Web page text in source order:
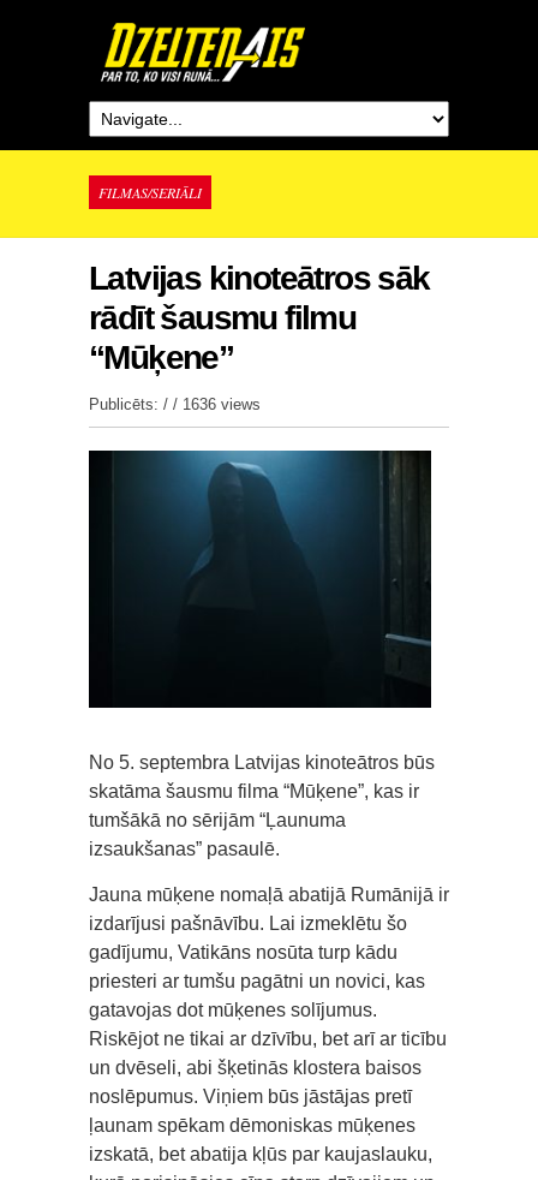
FILMAS/SERIĀLI
Latvijas kinoteātros sāk
rādīt šausmu filmu
“Mūķene”
Publicēts: / / 1636 views
No 5. septembra Latvijas kinoteātros būs
skatāma šausmu filma “Mūķene”, kas ir
tumšākā no sērijām “Ļaunuma
izsaukšanas” pasaulē.
Jauna mūķene nomaļā abatijā Rumānijā ir
izdarījusi pašnāvību. Lai izmeklētu šo
gadījumu, Vatikāns nosūta turp kādu
priesteri ar tumšu pagātni un novici, kas
gatavojas dot mūķenes solījumus.
Riskējot ne tikai ar dzīvību, bet arī ar ticību
un dvēseli, abi šķetinās klostera baisos
noslēpumus. Viņiem būs jāstājas pretī
ļaunam spēkam dēmoniskas mūķenes
izskatā, bet abatija kļūs par kaujaslauku,